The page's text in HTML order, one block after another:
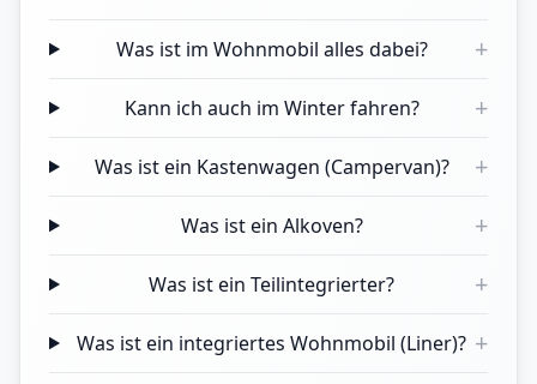
Was ist im Wohnmobil alles dabei? +
Kann ich auch im Winter fahren? +
Was ist ein Kastenwagen (Campervan)? +
Was ist ein Alkoven? +
Was ist ein Teilintegrierter? +
Was ist ein integriertes Wohnmobil (Liner)? +